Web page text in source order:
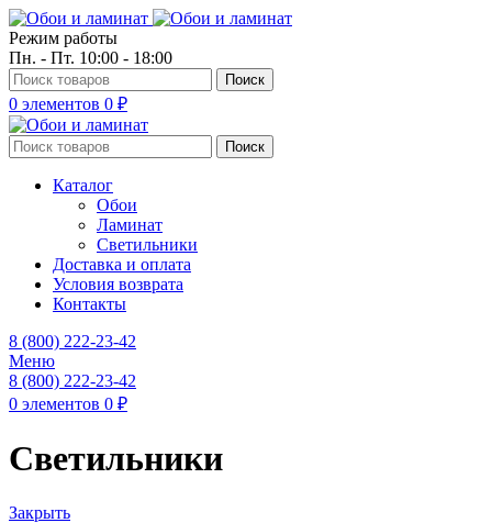
Режим работы
Пн. - Пт. 10:00 - 18:00
Поиск
0 элементов 0 ₽
Поиск
Каталог
Обои
Ламинат
Светильники
Доставка и оплата
Условия возврата
Контакты
8 (800) 222-23-42
Меню
8 (800) 222-23-42
0 элементов 0 ₽
Светильники
Закрыть